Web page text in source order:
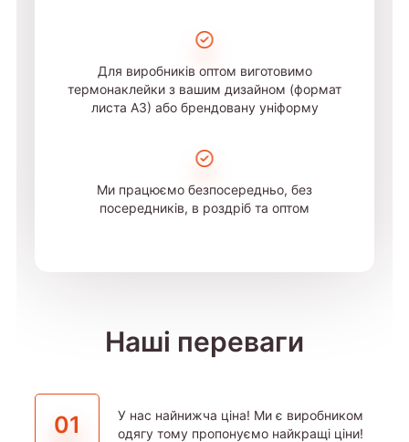
Для виробників оптом виготовимо
термонаклейки з вашим дизайном (формат
листа А3) або брендовану уніформу
Ми працюємо безпосередньо, без
посередників, в роздріб та оптом
Наші переваги
01
У нас найнижча ціна! Ми є виробником
одягу тому пропонуємо найкращі ціни!